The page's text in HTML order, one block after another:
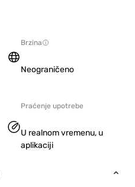
Brzina
Neograničeno
Praćenje upotrebe
U realnom vremenu, u
aplikaciji